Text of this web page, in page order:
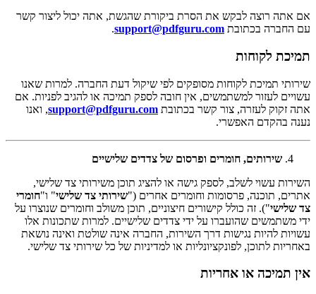
אם אתה רוצה לבקש את הסרת ביקורת שהגשת, אתה יכול ליצור קשר
עם החברה בכתובת support@pdfguru.com
.
תמיכת לקוחות
שירותי תמיכת לקוחות מסופקים לפי שיקול דעת החברה. למרות שאנו
עשויים לעזור למשתמשים, אין חובה לספק תמיכה או להגיב לפניות. אם
אתה זקוק לעזרה, צור קשר בכתובת support@pdfguru.com, ואנו
נענה בהקדם האפשרי.
שירותים, חומרים ופרסום של צדדים שלישיים
השירות עשוי לשלב, לספק גישה או להציג תוכן משירותי צד שלישי,
אתרים, תוכנה, פרסומות וחומרים אחרים ("שירותי צד שלישי" ו"חומרי
צד שלישי"). זה כולל קישורים חיצוניים, תוכן משולב וחומרים שנוצרו על
ידי משתמשים שהועברו על ידי צדדים שלישיים. למרות שתכונות אלו
עשויות להיות נגישות דרך השירות, החברה אינה שולטת ואינה נושאת
באחריות לתוכן, לפונקציונליות או למדיניות של כל שירותי צד שלישי.
אין תמיכה או אחריות